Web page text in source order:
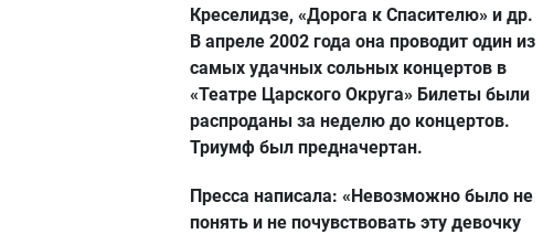
Креселидзе, «Дорога к Спасителю» и др.
В апреле 2002 года она проводит один из
самых удачных сольных концертов в
«Театре Царского Округа» Билеты были
распроданы за неделю до концертов.
Триумф был предначертан.
Пресса написала: «Невозможно было не
понять и не почувствовать эту девочку